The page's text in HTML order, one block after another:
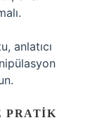
anlatıcı
PRATIK